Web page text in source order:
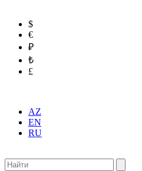
$
€
₽
₺
£
AZ
EN
RU